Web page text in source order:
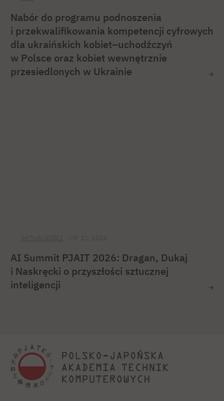
Nabór do programu podnoszenia
i przekwalifikowania kompetencji cyfrowych
dla ukraińskich kobiet–uchodźczyń
w Polsce oraz kobiet wewnętrznie
przesiedlonych w Ukrainie
AI Summit PJAIT 2026: Dragan, Dukaj
i Naskręcki o przyszłości sztucznej
inteligencji